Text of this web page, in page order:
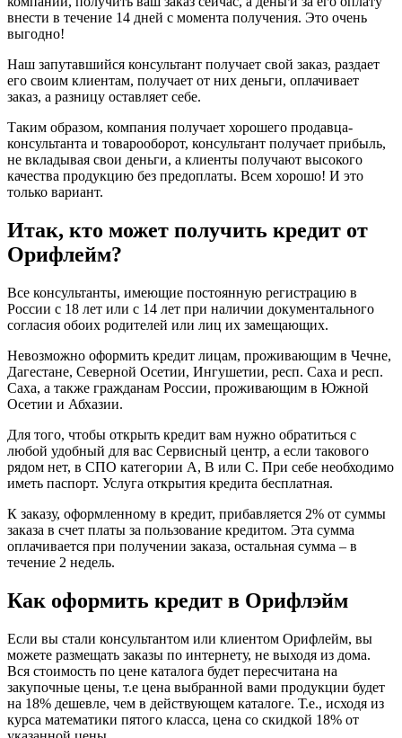
внести в течение 14 дней с момента получения. Это очень
выгодно!
Наш запутавшийся консультант получает свой заказ, раздает
его своим клиентам, получает от них деньги, оплачивает
заказ, а разницу оставляет себе.
Таким образом, компания получает хорошего продавца-
консультанта и товарооборот, консультант получает прибыль,
не вкладывая свои деньги, а клиенты получают высокого
качества продукцию без предоплаты. Всем хорошо! И это
только вариант.
Итак, кто может получить кредит от
Орифлейм?
Все консультанты, имеющие постоянную регистрацию в
России с 18 лет или с 14 лет при наличии документального
согласия обоих родителей или лиц их замещающих.
Невозможно оформить кредит лицам, проживающим в Чечне,
Дагестане, Северной Осетии, Ингушетии, респ. Саха и респ.
Саха, а также гражданам России, проживающим в Южной
Осетии и Абхазии.
Для того, чтобы открыть кредит вам нужно обратиться с
любой удобный для вас Сервисный центр, а если такового
рядом нет, в СПО категории А, В или С. При себе необходимо
иметь паспорт. Услуга открытия кредита бесплатная.
К заказу, оформленному в кредит, прибавляется 2% от суммы
заказа в счет платы за пользование кредитом. Эта сумма
оплачивается при получении заказа, остальная сумма – в
течение 2 недель.
Как оформить кредит в Орифлэйм
Если вы стали консультантом или клиентом Орифлейм, вы
можете размещать заказы по интернету, не выходя из дома.
Вся стоимость по цене каталога будет пересчитана на
закупочные цены, т.е цена выбранной вами продукции будет
на 18% дешевле, чем в действующем каталоге. Т.е., исходя из
курса математики пятого класса, цена со скидкой 18% от